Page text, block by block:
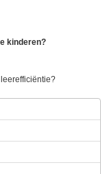
kinderen?